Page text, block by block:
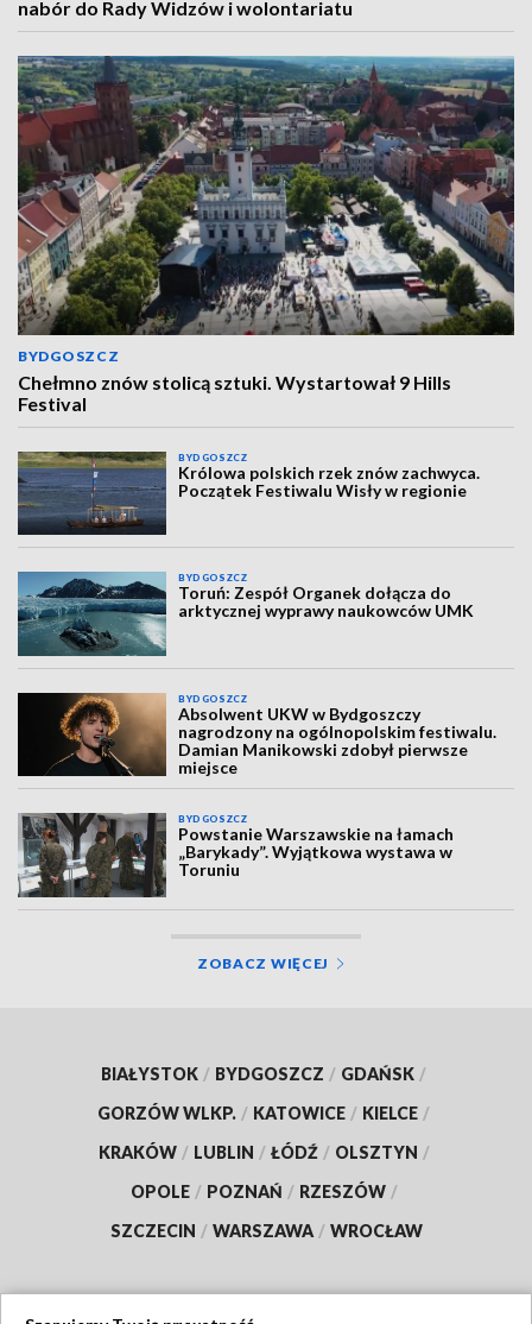
nabór do Rady Widzów i wolontariatu
BYDGOSZCZ
Chełmno znów stolicą sztuki. Wystartował 9 Hills
Festival
BYDGOSZCZ
Królowa polskich rzek znów zachwyca.
Początek Festiwalu Wisły w regionie
BYDGOSZCZ
Toruń: Zespół Organek dołącza do
arktycznej wyprawy naukowców UMK
BYDGOSZCZ
Absolwent UKW w Bydgoszczy
nagrodzony na ogólnopolskim festiwalu.
Damian Manikowski zdobył pierwsze
miejsce
BYDGOSZCZ
Powstanie Warszawskie na łamach
„Barykady”. Wyjątkowa wystawa w
Toruniu
ZOBACZ WIĘCEJ
BIAŁYSTOK / BYDGOSZCZ / GDAŃSK /
GORZÓW WLKP. / KATOWICE / KIELCE /
KRAKÓW / LUBLIN / ŁÓDŹ / OLSZTYN /
OPOLE / POZNAŃ / RZESZÓW /
SZCZECIN / WARSZAWA / WROCŁAW